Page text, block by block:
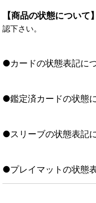
【商品の状態について】
認下さい。
●カードの状態表記に
●鑑定済カードの状態
●スリーブの状態表記
●プレイマットの状態